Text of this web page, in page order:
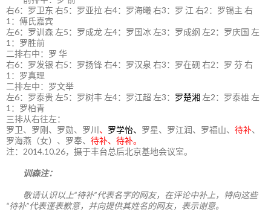
右6：罗卫东 右5：罗亚拉 右4：罗海曦 右3：罗 江 右2：罗锡主 右
1：傅氏嘉宾
左6：罗训森 左5：罗成龙 左4：罗国冰 左3：罗成纲 左2：罗庆国 左
1：罗胜前
二排右中：罗 华
右6：罗发银 右5：罗扬锋 右4：罗汉泉 右3：罗在砚 右2：罗 芬 右
1：罗真理
二排左中：罗文举
左6：罗泰贵 左5：罗树丰 左4：罗江超 左3： 罗楚湘 左2：罗泰雄 左
1：罗柏青
三排从右往左：
罗卫、罗刚、罗勋、罗川 、 罗学怡、 罗星、罗江润、罗福山、 待补、
罗海燕（女）、罗奉、 待补、待补。
注：2014.10.26，摄于丰台总后北京基地会议室。
训森注：
敬请认识以上“待补”代表名字的网友，在评论中补上，特向这些
“待补”代表谨表歉意，并向提供其姓名的网友，表示谢意。